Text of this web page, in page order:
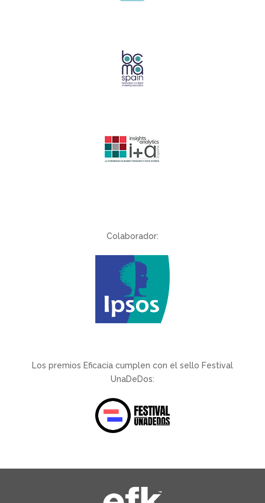
Colaborador:
Los premios Eficacia cumplen con el sello Festival
UnaDeDos: